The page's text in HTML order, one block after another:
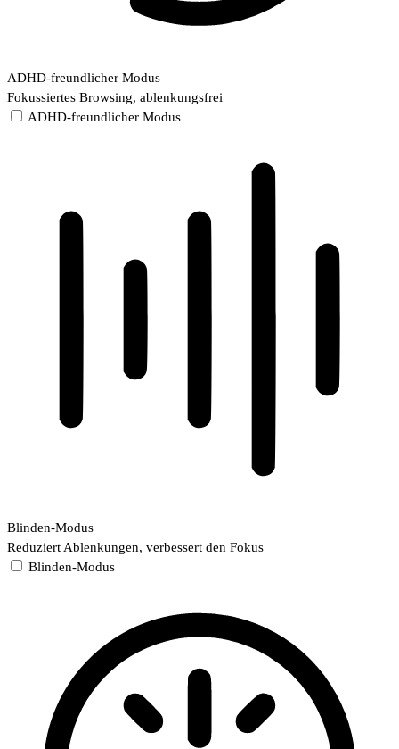
ADHD-freundlicher Modus
Fokussiertes Browsing, ablenkungsfrei
ADHD-freundlicher Modus
Blinden-Modus
Reduziert Ablenkungen, verbessert den Fokus
Blinden-Modus